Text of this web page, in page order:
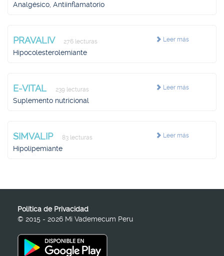
Analgésico, Antiinflamatorio
Leer más
PRAVALIV 276 lecturas
Hipocolesterolemiante
Leer más
E-VITAL 239 lecturas
Suplemento nutricional
Leer más
SIMVALIP 83 lecturas
Hipolipemiante
Política de Privacidad
© 2015 - 2026 Mi Vademecum Peru